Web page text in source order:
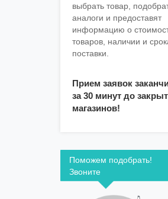
выбрать товар,
аналоги и предоставят
информацию о
товаров, наличии и
поставки.
Прием заявок
за 30 минут до
магазинов!
Поможем подобрать!
Звоните